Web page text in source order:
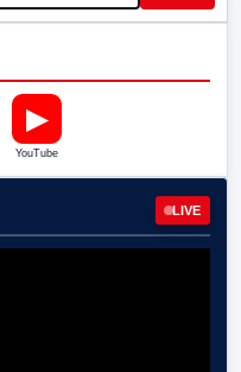
▶
YouTube
LIVE